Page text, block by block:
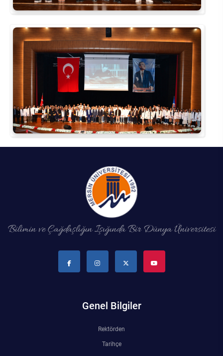
Bilimin ve Çağdaşlığın Işığında Bir Dünya Üniversitesi
Genel Bilgiler
Rektörden
Tarihçe